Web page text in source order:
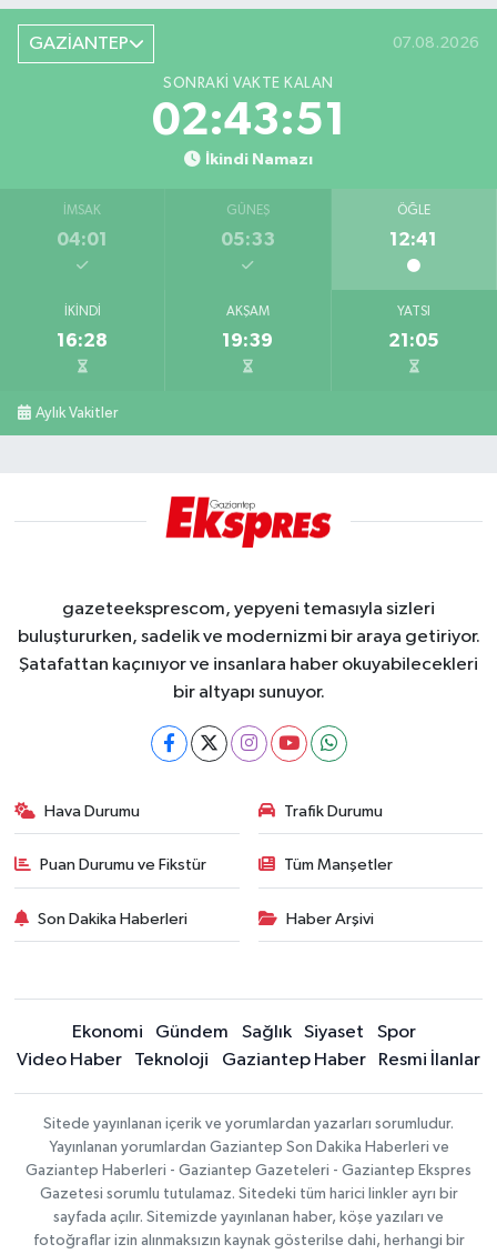
GAZİANTEP 07.08.2026
SONRAKI VAKTE KALAN
02:43:50
İkindi Namazı
İMSAK
04:01
GÜNEŞ
05:33
ÖĞLE
12:41
İKINDI
16:28
AKŞAM
19:39
YATSI
21:05
Aylık Vakitler
gazeteeksprescom, yepyeni temasıyla sizleri
buluştururken, sadelik ve modernizmi bir araya getiriyor.
Şatafattan kaçınıyor ve insanlara haber okuyabilecekleri
bir altyapı sunuyor.
Hava Durumu Trafik Durumu
Puan Durumu ve Fikstür Tüm Manşetler
Son Dakika Haberleri Haber Arşivi
Ekonomi Gündem Sağlık Siyaset
Spor
Video Haber
Teknoloji Gaziantep Haber Resmi İlanlar
Sitede yayınlanan içerik ve yorumlardan yazarları sorumludur.
Yayınlanan yorumlardan Gaziantep Son Dakika Haberleri ve
Gaziantep Haberleri - Gaziantep Gazeteleri - Gaziantep Ekspres
Gazetesi sorumlu tutulamaz. Sitedeki tüm harici linkler ayrı bir
sayfada açılır. Sitemizde yayınlanan haber, köşe yazıları ve
fotoğraflar izin alınmaksızın kaynak gösterilse dahi, herhangi bir